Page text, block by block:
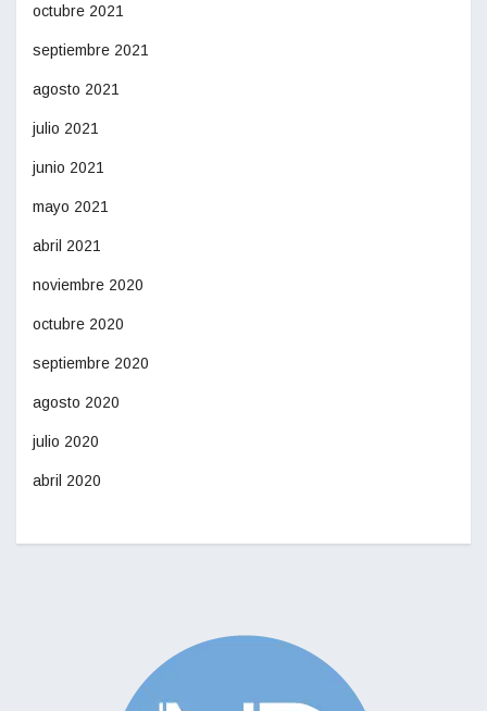
octubre 2021
septiembre 2021
agosto 2021
julio 2021
junio 2021
mayo 2021
abril 2021
noviembre 2020
octubre 2020
septiembre 2020
agosto 2020
julio 2020
abril 2020